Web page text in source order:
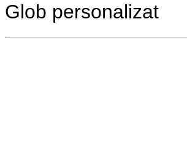
Glob personalizat